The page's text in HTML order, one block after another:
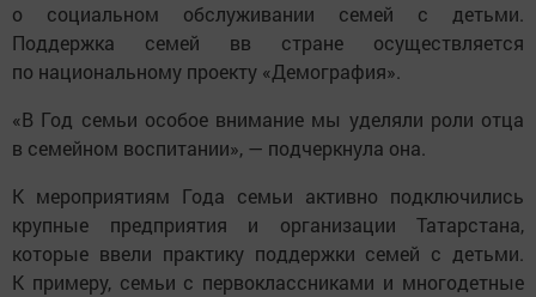
о социальном обслуживании семей с детьми.
Поддержка семей вв стране осуществляется
по национальному проекту «Демография».
«В Год семьи особое внимание мы уделяли роли отца
в семейном воспитании», — подчеркнула она.
К мероприятиям Года семьи активно подключились
крупные предприятия и организации Татарстана,
которые ввели практику поддержки семей с детьми.
К примеру, семьи с первоклассниками и многодетные